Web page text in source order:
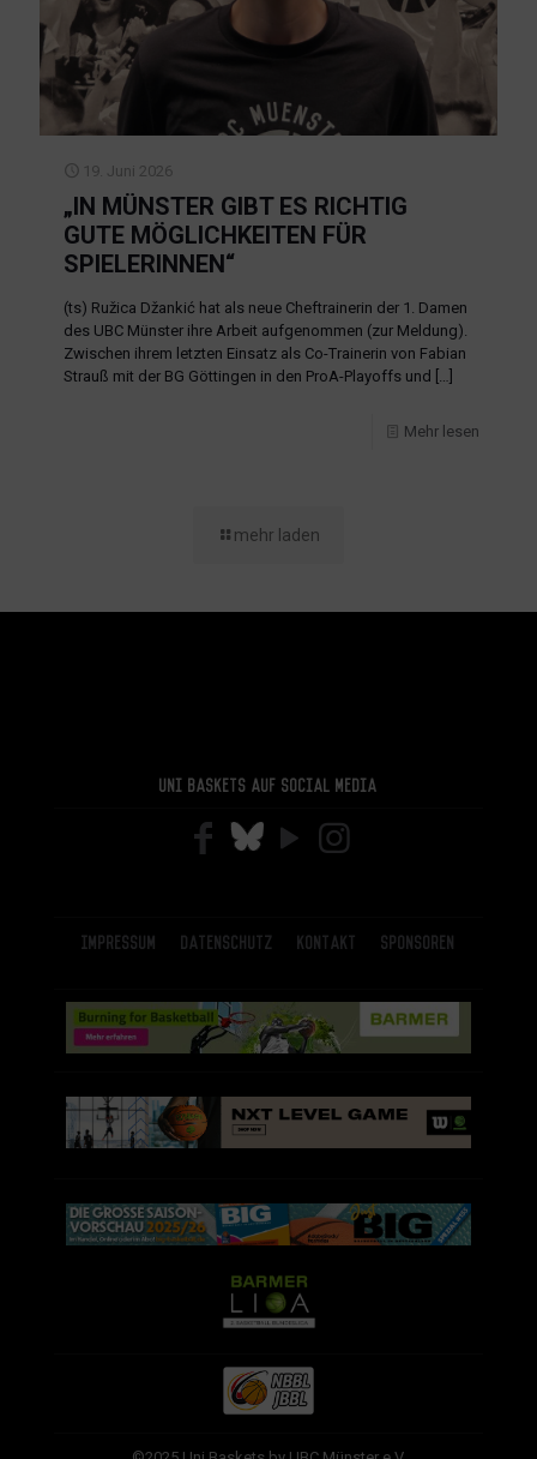
19. Juni 2026
„IN MÜNSTER GIBT ES RICHTIG
GUTE MÖGLICHKEITEN FÜR
SPIELERINNEN“
(ts) Ružica Džankić hat als neue Cheftrainerin der 1. Damen
des UBC Münster ihre Arbeit aufgenommen (zur Meldung).
Zwischen ihrem letzten Einsatz als Co-Trainerin von Fabian
Strauß mit der BG Göttingen in den ProA-Playoffs und […]
Mehr lesen
mehr laden
Uni Baskets auf Social Media
Impressum Datenschutz Kontakt Sponsoren